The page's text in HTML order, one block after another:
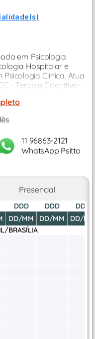
em Psicologia
Hospitalar e
Clínica. Atua
- Terapia Cognitivo-
11 96863-2121
WhatsApp Psitto
Presencial
DDD
DD/MM
DDD
DD/MM
DDD
DD/MM
BRASÍLIA